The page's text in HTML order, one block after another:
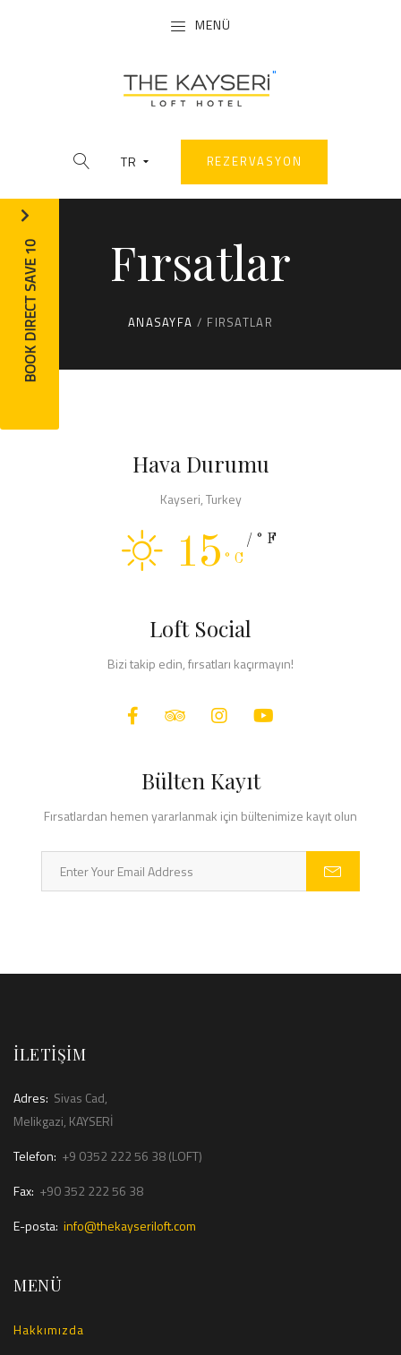
BOOK DIRECT SAVE 10
MENÜ
"
TR REZERVASYON
Fırsatlar
ANASAYFA / FIRSATLAR
Hava Durumu
Kayseri, Turkey
15 °C
/°F
Loft Social
Bizi takip edin, fırsatları kaçırmayın!
Bülten Kayıt
Fırsatlardan hemen yararlanmak için bültenimize kayıt olun
İLETİŞİM
Adres: Sivas Cad,
Melikgazi, KAYSERİ
Telefon: +9 0352 222 56 38 (LOFT)
Fax: +90 352 222 56 38
E-posta: info@thekayseriloft.com
MENÜ
Hakkımızda